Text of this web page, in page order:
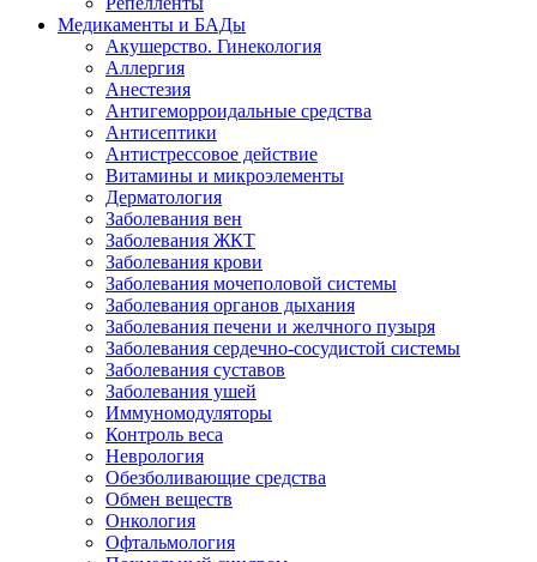
Медикаменты и БАДы
Акушерство. Гинекология
Аллергия
Анестезия
Антигеморроидальные средства
Антисептики
Антистрессовое действие
Витамины и микроэлементы
Дерматология
Заболевания вен
Заболевания ЖКТ
Заболевания крови
Заболевания мочеполовой системы
Заболевания органов дыхания
Заболевания печени и желчного пузыря
Заболевания сердечно-сосудистой системы
Заболевания суставов
Заболевания ушей
Иммуномодуляторы
Контроль веса
Неврология
Обезболивающие средства
Обмен веществ
Онкология
Офтальмология